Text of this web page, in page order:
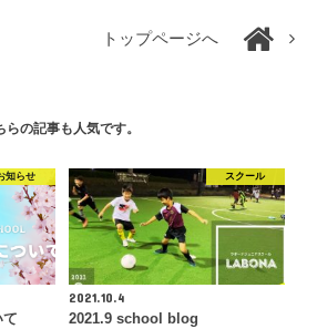
トップページへ
らの記事も人気です。
知らせ
て
スクール
2021.10.4
2021.9 school blog